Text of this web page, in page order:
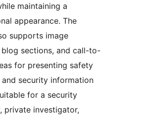
maintaining a
appearance. The
supports image
blog sections, and call-to-
for presenting safety
and security information
for a security
private investigator,